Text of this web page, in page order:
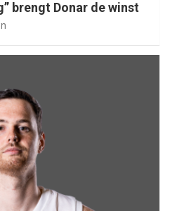
brengt Donar de winst